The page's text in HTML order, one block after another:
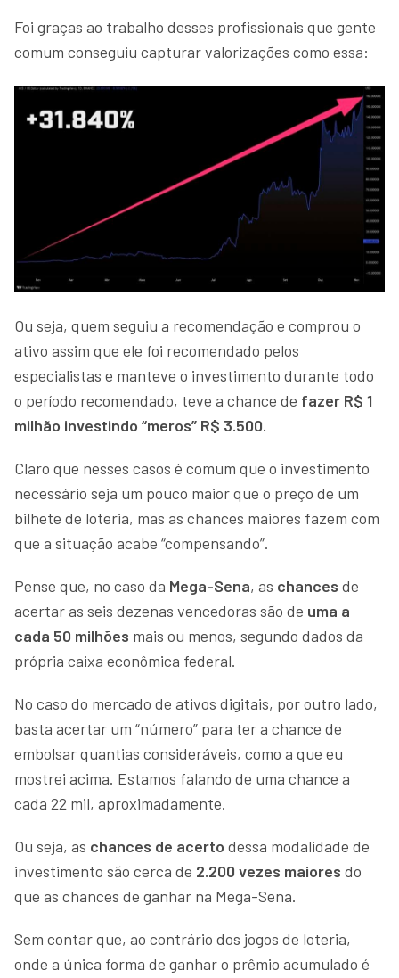
Foi graças ao trabalho desses profissionais que gente
comum conseguiu capturar valorizações como essa:
Ou seja, quem seguiu a recomendação e comprou o
ativo assim que ele foi recomendado pelos
especialistas e manteve o investimento durante todo
o período recomendado, teve a chance de fazer R$ 1
milhão investindo “meros” R$ 3.500.
Claro que nesses casos é comum que o investimento
necessário seja um pouco maior que o preço de um
bilhete de loteria, mas as chances maiores fazem com
que a situação acabe “compensando”.
Pense que, no caso da Mega-Sena, as chances de
acertar as seis dezenas vencedoras são de uma a
cada 50 milhões mais ou menos, segundo dados da
própria caixa econômica federal.
No caso do mercado de ativos digitais, por outro lado,
basta acertar um “número” para ter a chance de
embolsar quantias consideráveis, como a que eu
mostrei acima. Estamos falando de uma chance a
cada 22 mil, aproximadamente.
Ou seja, as chances de acerto dessa modalidade de
investimento são cerca de 2.200 vezes maiores do
que as chances de ganhar na Mega-Sena.
Sem contar que, ao contrário dos jogos de loteria,
onde a única forma de ganhar o prêmio acumulado é